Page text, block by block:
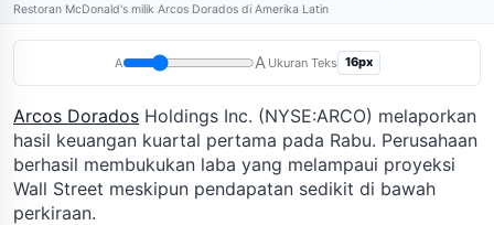
Restoran McDonald's milik Arcos Dorados di Amerika Latin
A A Ukuran Teks 16px
Arcos Dorados Holdings Inc. (NYSE:ARCO) melaporkan
hasil keuangan kuartal pertama pada Rabu. Perusahaan
berhasil membukukan laba yang melampaui proyeksi
Wall Street meskipun pendapatan sedikit di bawah
perkiraan.